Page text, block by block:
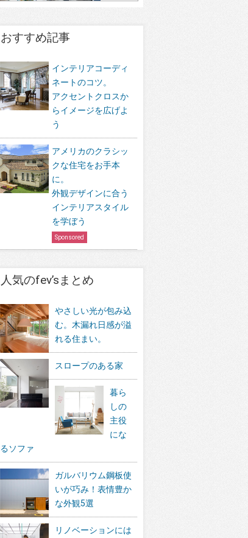
おすすめ記事
インテリアコーディ
ネートのコツ。
アクセントクロスか
らイメージを広げよ
う
アメリカのクラシッ
クな住宅をお手本
に。
外観デザインに合う
インテリアスタイル
を学ぼう
Sponsored
人気のfev’sまとめ
やさしい光が包み込
む。木漏れ日感が溢
れる住まい。
スロープのある家
暮ら
しの
主役
にな
るソファ
ガルバリウム鋼板使
いが巧み！表情豊か
な外観5選
リノベーションには